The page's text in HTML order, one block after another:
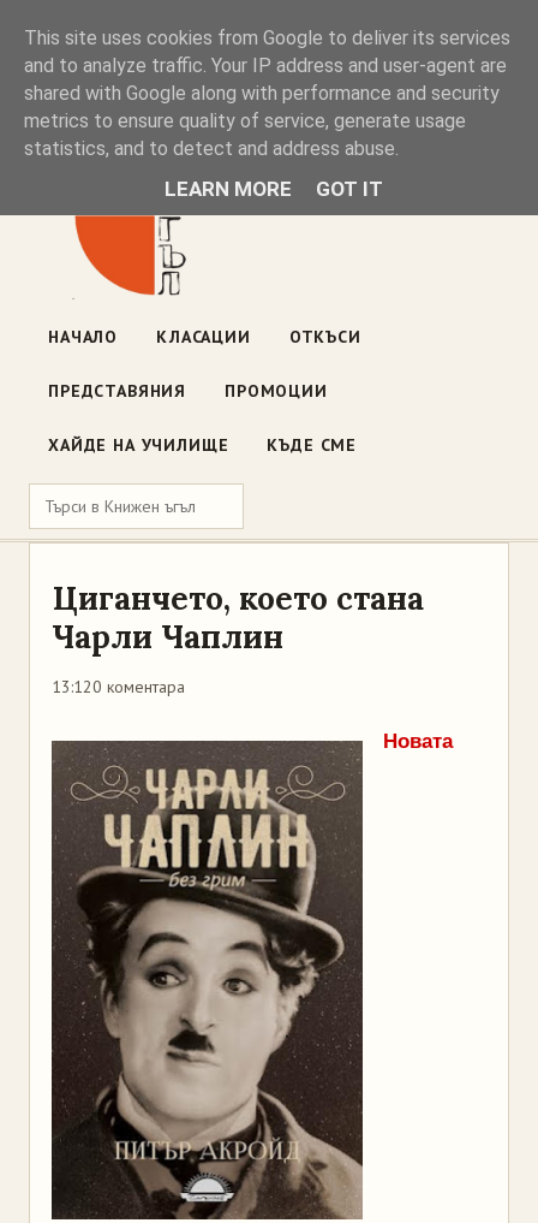
Книжен ъгъл
Блог на книжарницата — класации, откъси, нови книги
ул. „Оборище" 117, София· пон–пет 10:00–19:00 ·
НАЧАЛО КЛАСАЦИИ ОТКЪСИ
ПРЕДСТАВЯНИЯ ПРОМОЦИИ
ХАЙДЕ НА УЧИЛИЩЕ КЪДЕ СМЕ
Циганчето, което стана
Чарли Чаплин
13:120 коментара
Новата
This site uses cookies from Google to deliver its services
and to analyze traffic. Your IP address and user-agent are
shared with Google along with performance and security
metrics to ensure quality of service, generate usage
statistics, and to detect and address abuse.
LEARN MORE GOT IT